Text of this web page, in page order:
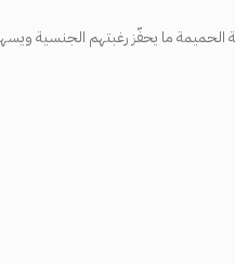
الحميمة ما يحفّز رغبتهم الجنسية